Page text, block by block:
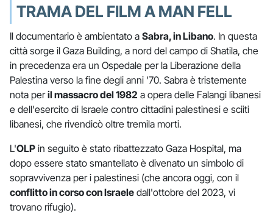
TRAMA DEL FILM A MAN FELL
Il documentario è ambientato a Sabra, in Libano. In questa
città sorge il Gaza Building, a nord del campo di Shatila, che
in precedenza era un Ospedale per la Liberazione della
Palestina verso la fine degli anni '70. Sabra è tristemente
nota peril massacro del 1982 a opera delle Falangi libanesi
e dell'esercito di Israele contro cittadini palestinesi e sciiti
libanesi, che rivendicò oltre tremila morti.
L'OLP in seguito è stato ribattezzato Gaza Hospital, ma
dopo essere stato smantellato è divenato un simbolo di
sopravvivenza per i palestinesi (che ancora oggi, con il
conflitto in corso con Israele dall'ottobre del 2023, vi
trovano rifugio).